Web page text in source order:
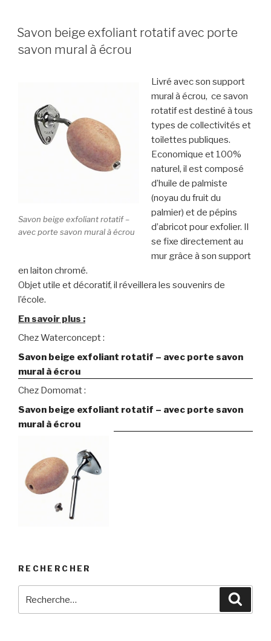
Savon beige exfoliant rotatif avec porte
savon mural à écrou
Savon beige exfoliant rotatif –
avec porte savon mural à écrou
Livré avec son support
mural à écrou, ce savon
rotatif est destiné à tous
types de collectivités et
toilettes publiques.
Economique et 100%
naturel, il est composé
d’huile de palmiste
(noyau du fruit du
palmier) et de pépins
d’abricot pour exfolier. Il
se fixe directement au
mur grâce à son support
en laiton chromé.
Objet utile et décoratif, il réveillera les souvenirs de
l’école.
En savoir plus :
Chez Waterconcept :
Savon beige exfoliant rotatif – avec porte savon
mural à écrou
Chez Domomat :
Savon beige exfoliant rotatif – avec porte savon
mural à écrou
RECHERCHER
pour